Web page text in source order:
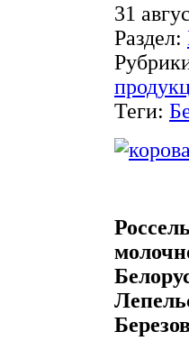
31
Раздел:
Теги: